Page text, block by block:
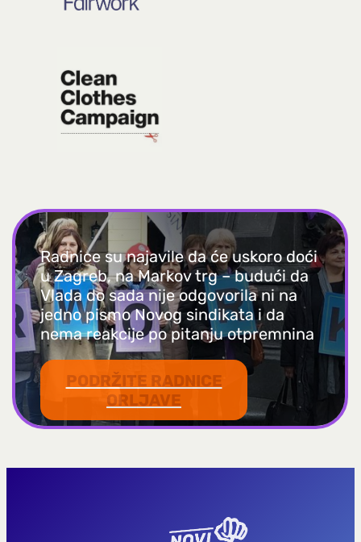
Radnice su najavile da će uskoro doći
u Zagreb, na Markov trg – budući da
Vlada do sada nije odgovorila ni na
jedno pismo Novog sindikata i da
nema reakcije po pitanju otpremnina
PODRŽITE RADNICE
ORLJAVE